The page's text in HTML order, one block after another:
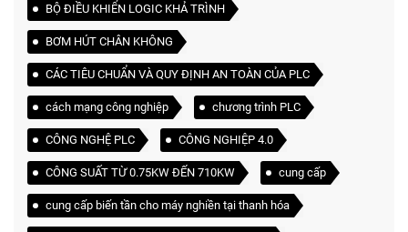
BỘ ĐIỀU KHIỂN LOGIC KHẢ TRÌNH
BƠM HÚT CHÂN KHÔNG
CÁC TIÊU CHUẨN VÀ QUY ĐỊNH AN TOÀN CỦA PLC
cách mạng công nghiệp chương trình PLC
CÔNG NGHỆ PLC CÔNG NGHIỆP 4.0
CÔNG SUẤT TỪ 0.75KW ĐẾN 710KW cung cấp
cung cấp biến tần cho máy nghiền tại thanh hóa